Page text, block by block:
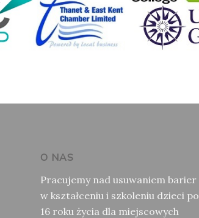
O NAS
Pracujemy nad usuwaniem barier
w kształceniu i szkoleniu dzieci po
16 roku życia dla miejscowych